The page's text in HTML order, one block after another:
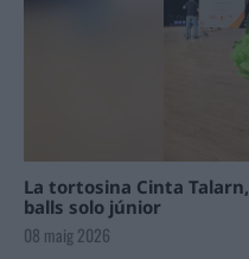
La tortosina Cinta
balls solo júnior
08 maig 2026